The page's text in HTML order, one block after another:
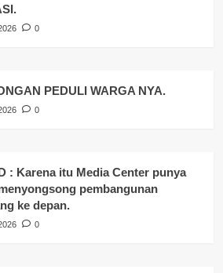
0
PEDULI WARGA NYA.
0
: Karena itu Media Center punya
pembangunan
ke depan.
0